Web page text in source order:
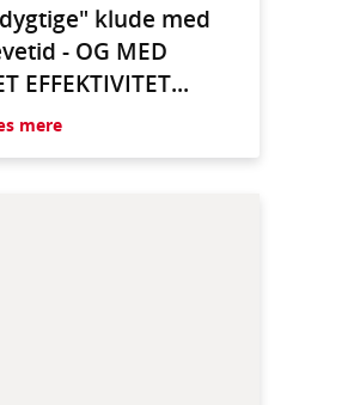
klude med
- OG MED
EFFEKTIVITET...
mere